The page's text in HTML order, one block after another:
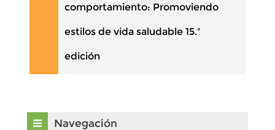
comportamiento: Promoviendo
estilos de vida saludable 15.ª
edición
Bloques
Navegación